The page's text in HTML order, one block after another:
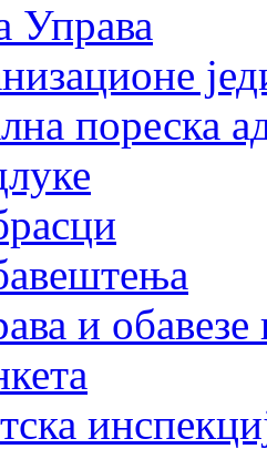
Управа
пореска
и